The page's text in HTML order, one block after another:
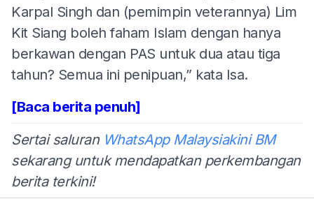
Karpal Singh dan (pemimpin veterannya) Lim
Kit Siang boleh faham Islam dengan hanya
berkawan dengan PAS untuk dua atau tiga
tahun? Semua ini penipuan,” kata Isa.
[Baca berita penuh]
Sertai saluran WhatsApp Malaysiakini BM
sekarang untuk mendapatkan perkembangan
berita terkini!